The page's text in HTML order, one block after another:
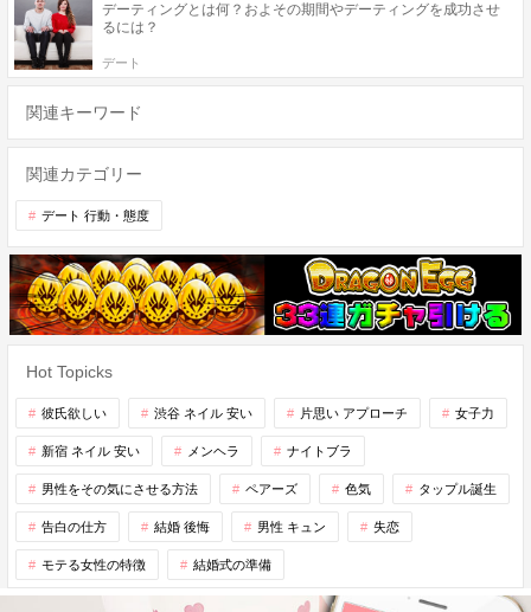
デーティングとは何？およその期間やデーティングを成功させ
るには？
デート
関連キーワード
関連カテゴリー
デート 行動・態度
Hot Topicks
彼氏欲しい 渋谷 ネイル 安い 片思い アプローチ 女子力
新宿 ネイル 安い メンヘラ ナイトブラ
男性をその気にさせる方法 ペアーズ 色気 タップル誕生
告白の仕方 結婚 後悔 男性 キュン 失恋
モテる女性の特徴 結婚式の準備